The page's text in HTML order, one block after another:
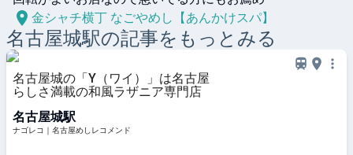
金シャチ横丁 なごやめし【あんかけスパ】
名古屋城駅の記事をもっとみる
名古屋城の「Y（ワイ）」は名古屋
らしさ満載の和風ラザニア専門店
名古屋城駅
ナゴレコ｜名古屋めしレコメンド